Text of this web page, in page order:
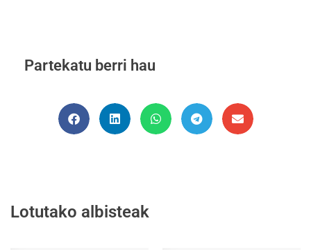
Partekatu berri hau
Lotutako albisteak